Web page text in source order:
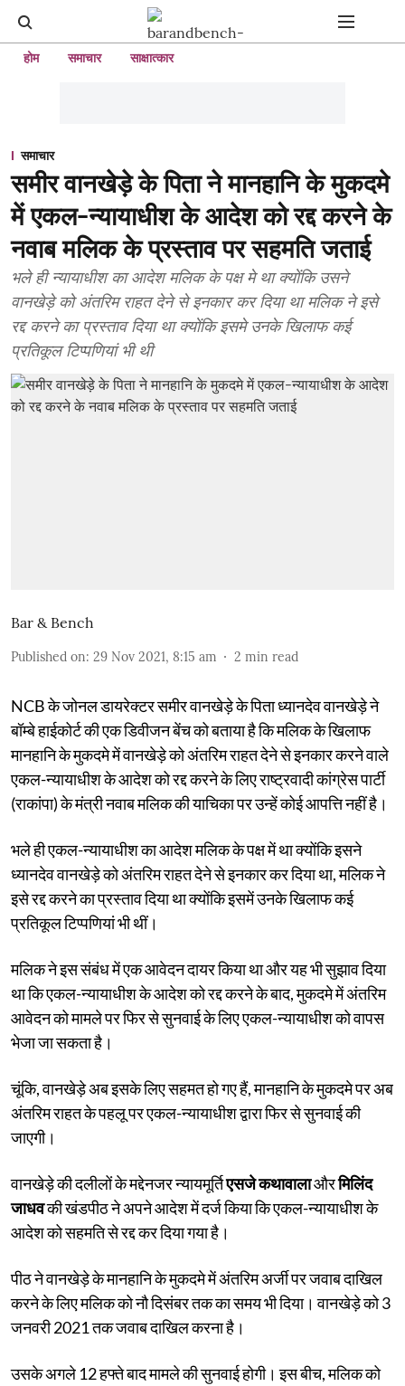
होम समाचार साक्षात्कार
समाचार
समीर वानखेड़े के पिता ने मानहानि के मुकदमे
में एकल-न्यायाधीश के आदेश को रद्द करने के
नवाब मलिक के प्रस्ताव पर सहमति जताई
भले ही न्यायाधीश का आदेश मलिक के पक्ष मे था क्योंकि उसने
वानखेड़े को अंतरिम राहत देने से इनकार कर दिया था मलिक ने इसे
रद्द करने का प्रस्ताव दिया था क्योंकि इसमे उनके खिलाफ कई
प्रतिकूल टिप्पणियां भी थी
Bar & Bench
Published on: 29 Nov 2021, 8:15 am 2 min read
NCB के जोनल डायरेक्टर समीर वानखेड़े के पिता ध्यानदेव वानखेड़े ने
बॉम्बे हाईकोर्ट की एक डिवीजन बेंच को बताया है कि मलिक के खिलाफ
मानहानि के मुकदमे में वानखेड़े को अंतरिम राहत देने से इनकार करने वाले
एकल-न्यायाधीश के आदेश को रद्द करने के लिए राष्ट्रवादी कांग्रेस पार्टी
(राकांपा) के मंत्री नवाब मलिक की याचिका पर उन्हें कोई आपत्ति नहीं है।
भले ही एकल-न्यायाधीश का आदेश मलिक के पक्ष में था क्योंकि इसने
ध्यानदेव वानखेड़े को अंतरिम राहत देने से इनकार कर दिया था, मलिक ने
इसे रद्द करने का प्रस्ताव दिया था क्योंकि इसमें उनके खिलाफ कई
प्रतिकूल टिप्पणियां भी थीं।
मलिक ने इस संबंध में एक आवेदन दायर किया था और यह भी सुझाव दिया
था कि एकल-न्यायाधीश के आदेश को रद्द करने के बाद, मुकदमे में अंतरिम
आवेदन को मामले पर फिर से सुनवाई के लिए एकल-न्यायाधीश को वापस
भेजा जा सकता है।
चूंकि, वानखेड़े अब इसके लिए सहमत हो गए हैं, मानहानि के मुकदमे पर अब
अंतरिम राहत के पहलू पर एकल-न्यायाधीश द्वारा फिर से सुनवाई की
जाएगी।
वानखेड़े की दलीलों के मद्देनजर न्यायमूर्तिएसजे कथावालाऔरमिलिंद
जाधवकी खंडपीठ ने अपने आदेश में दर्ज किया कि एकल-न्यायाधीश के
आदेश को सहमति से रद्द कर दिया गया है।
पीठ ने वानखेड़े के मानहानि के मुकदमे में अंतरिम अर्जी पर जवाब दाखिल
करने के लिए मलिक को नौ दिसंबर तक का समय भी दिया। वानखेड़े को 3
जनवरी 2021 तक जवाब दाखिल करना है।
उसके अगले 12 हफ्ते बाद मामले की सुनवाई होगी। इस बीच, मलिक को